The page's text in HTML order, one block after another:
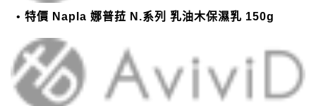
特價 Napla 娜普菈 N.系列 乳油木保濕乳 150g